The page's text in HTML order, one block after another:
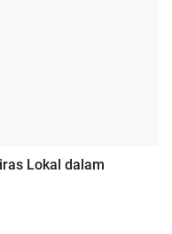
Lokal dalam